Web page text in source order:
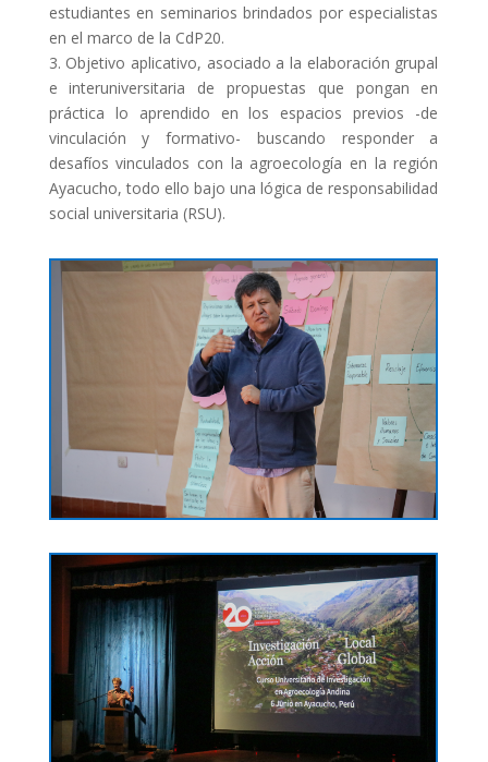
estudiantes en seminarios brindados por especialistas
en el marco de la CdP20.
3. Objetivo aplicativo, asociado a la elaboración grupal
e interuniversitaria de propuestas que pongan en
práctica lo aprendido en los espacios previos -de
vinculación y formativo- buscando responder a
desafíos vinculados con la agroecología en la región
Ayacucho, todo ello bajo una lógica de responsabilidad
social universitaria (RSU).